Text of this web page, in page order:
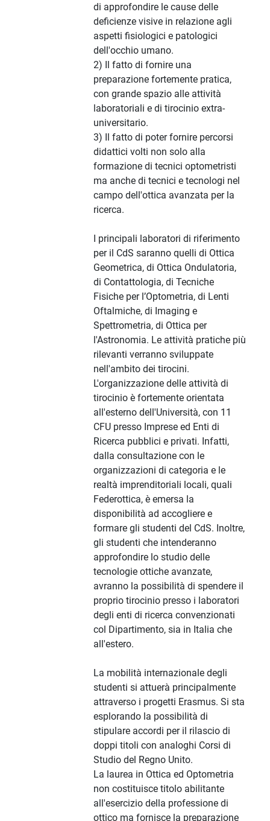
di approfondire le cause delle
deficienze visive in relazione agli
aspetti fisiologici e patologici
dell'occhio umano.
2) Il fatto di fornire una
preparazione fortemente pratica,
con grande spazio alle attività
laboratoriali e di tirocinio extra-
universitario.
3) Il fatto di poter fornire percorsi
didattici volti non solo alla
formazione di tecnici optometristi
ma anche di tecnici e tecnologi nel
campo dell'ottica avanzata per la
ricerca.
I principali laboratori di riferimento
per il CdS saranno quelli di Ottica
Geometrica, di Ottica Ondulatoria,
di Contattologia, di Tecniche
Fisiche per l’Optometria, di Lenti
Oftalmiche, di Imaging e
Spettrometria, di Ottica per
l'Astronomia. Le attività pratiche più
rilevanti verranno sviluppate
nell'ambito dei tirocini.
L'organizzazione delle attività di
tirocinio è fortemente orientata
all'esterno dell'Università, con 11
CFU presso Imprese ed Enti di
Ricerca pubblici e privati. Infatti,
dalla consultazione con le
organizzazioni di categoria e le
realtà imprenditoriali locali, quali
Federottica, è emersa la
disponibilità ad accogliere e
formare gli studenti del CdS. Inoltre,
gli studenti che intenderanno
approfondire lo studio delle
tecnologie ottiche avanzate,
avranno la possibilità di spendere il
proprio tirocinio presso i laboratori
degli enti di ricerca convenzionati
col Dipartimento, sia in Italia che
all'estero.
La mobilità internazionale degli
studenti si attuerà principalmente
attraverso i progetti Erasmus. Si sta
esplorando la possibilità di
stipulare accordi per il rilascio di
doppi titoli con analoghi Corsi di
Studio del Regno Unito.
La laurea in Ottica ed Optometria
non costituisce titolo abilitante
all'esercizio della professione di
ottico ma fornisce la preparazione